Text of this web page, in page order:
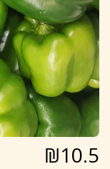
₪10.5